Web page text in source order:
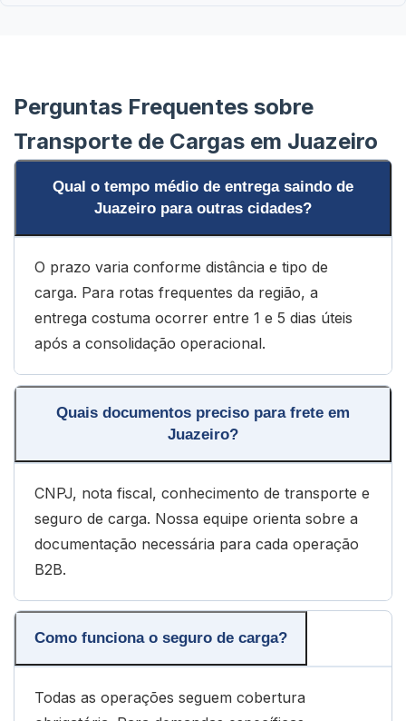
Perguntas Frequentes sobre
Transporte de Cargas em Juazeiro
Qual o tempo médio de entrega saindo de
Juazeiro para outras cidades?
O prazo varia conforme distância e tipo de
carga. Para rotas frequentes da região, a
entrega costuma ocorrer entre 1 e 5 dias úteis
após a consolidação operacional.
Quais documentos preciso para frete em
Juazeiro?
CNPJ, nota fiscal, conhecimento de transporte e
seguro de carga. Nossa equipe orienta sobre a
documentação necessária para cada operação
B2B.
Como funciona o seguro de carga?
Todas as operações seguem cobertura